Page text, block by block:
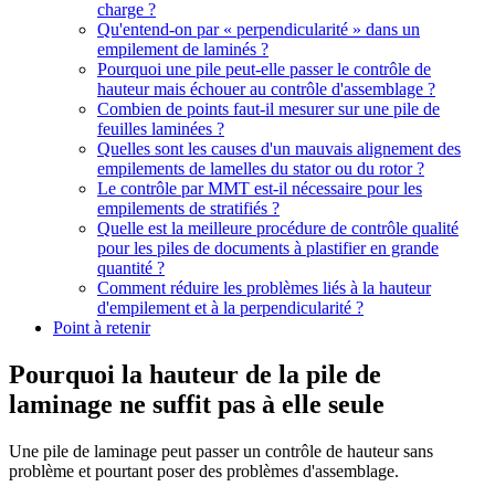
charge ?
Qu'entend-on par « perpendicularité » dans un
empilement de laminés ?
Pourquoi une pile peut-elle passer le contrôle de
hauteur mais échouer au contrôle d'assemblage ?
Combien de points faut-il mesurer sur une pile de
feuilles laminées ?
Quelles sont les causes d'un mauvais alignement des
empilements de lamelles du stator ou du rotor ?
Le contrôle par MMT est-il nécessaire pour les
empilements de stratifiés ?
Quelle est la meilleure procédure de contrôle qualité
pour les piles de documents à plastifier en grande
quantité ?
Comment réduire les problèmes liés à la hauteur
d'empilement et à la perpendicularité ?
Point à retenir
Pourquoi la hauteur de la pile de
laminage ne suffit pas à elle seule
Une pile de laminage peut passer un contrôle de hauteur sans
problème et pourtant poser des problèmes d'assemblage.